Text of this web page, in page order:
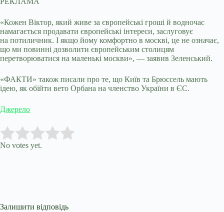
«Кожен Віктор, який живе за європейські гроші й водночас
намагається продавати європейські інтереси, заслуговує
на потиличник. І якщо йому комфортно в москві, це не означає,
що ми повинні дозволити європейським столицям
перетворюватися на маленькі москви», — заявив Зеленський.
«ФАКТИ» також писали про те, що Київ та Брюссель мають
ідею, як обійти вето Орбана на членство України в ЄС.
Джерело
Rate this item:
No votes yet.
Залишити відповідь